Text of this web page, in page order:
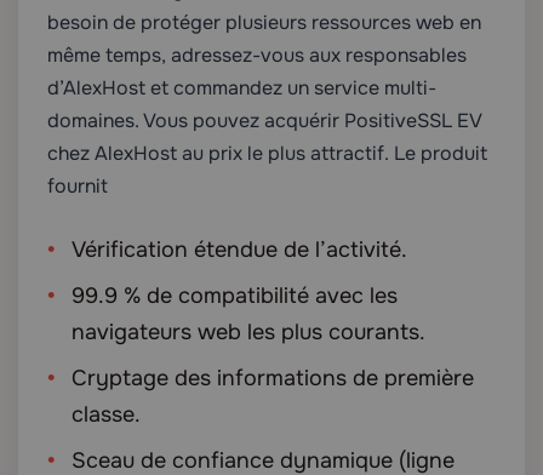
besoin de protéger plusieurs ressources web en
même temps, adressez-vous aux responsables
d’AlexHost et commandez un service multi-
domaines. Vous pouvez acquérir PositiveSSL EV
chez AlexHost au prix le plus attractif. Le produit
fournit
Vérification étendue de l’activité.
99.9 % de compatibilité avec les
navigateurs web les plus courants.
Cryptage des informations de première
classe.
Sceau de confiance dynamique (ligne